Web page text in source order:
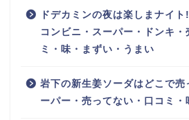
ドデカミンの夜は楽しまナイ
コンビニ・スーパー・ドンキ・
ミ・味・まずい・うまい
岩下の新生姜ソーダはどこで
ーパー・売ってない・口コミ